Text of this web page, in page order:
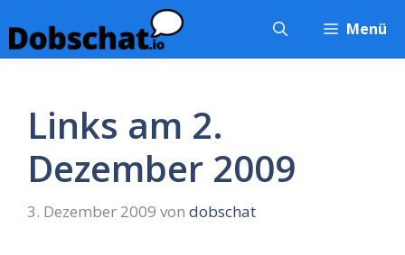
Inhalt
springen
Menü
Links am 2.
Dezember 2009
3. Dezember 2009 von dobschat